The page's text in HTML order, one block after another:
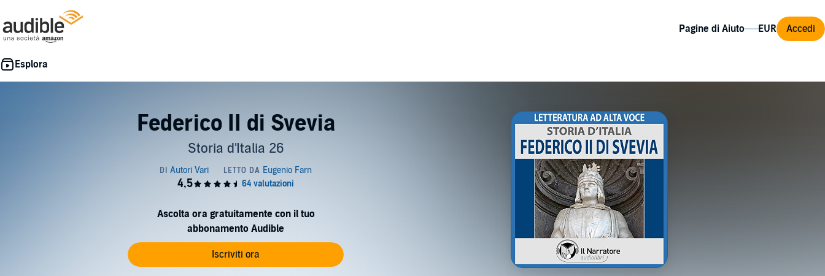
Pagine di Aiuto Accedi
Federico II di Svevia
Storia d'Italia 26
Ascolta ora gratuitamente con il tuo
abbonamento Audible
Iscriviti ora